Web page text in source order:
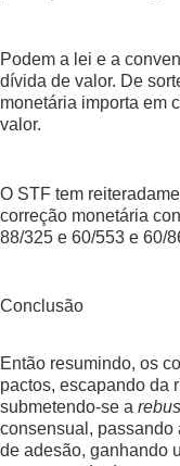
Podem a lei e a
dívida de valor. De
monetária importa em
valor.
O STF tem
correção monetária
88/325 e 60/553 e 60/
Conclusão
Então resumindo, os
pactos, escapando da
submetendo-se a
consensual, passando
de adesão, ganhando